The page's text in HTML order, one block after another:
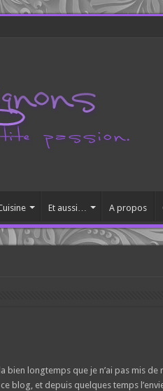
Et aussi… A propos
bien longtemps que je n’ai pas mis de
blog, et depuis quelques temps